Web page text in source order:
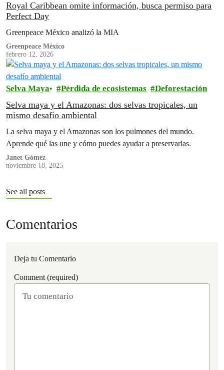
Royal Caribbean omite información, busca permiso para
Perfect Day
Greenpeace México analizó la MIA
Greenpeace México
febrero 12, 2026
Selva Maya Pérdida de ecosistemas Deforestación
Selva maya y el Amazonas: dos selvas tropicales, un
mismo desafío ambiental
La selva maya y el Amazonas son los pulmones del mundo.
Aprende qué las une y cómo puedes ayudar a preservarlas.
Janet Gómez
noviembre 18, 2025
See all posts
Comentarios
Deja tu Comentario
Comment (required)